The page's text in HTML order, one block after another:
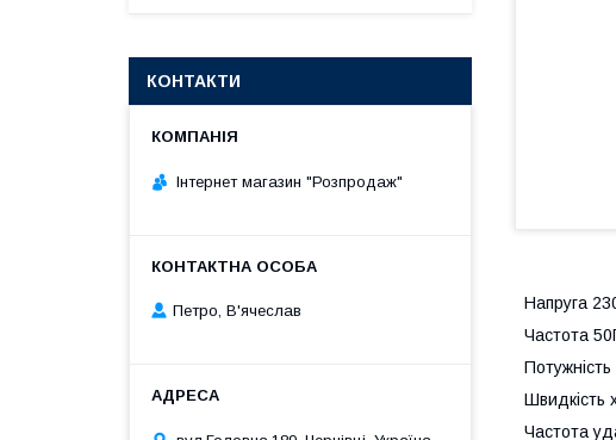
Напруга
Частота
Швидкість
Частота
КОНТАКТИ
Інтернет магазин "Розпродаж"
Петро, В'ячеслав